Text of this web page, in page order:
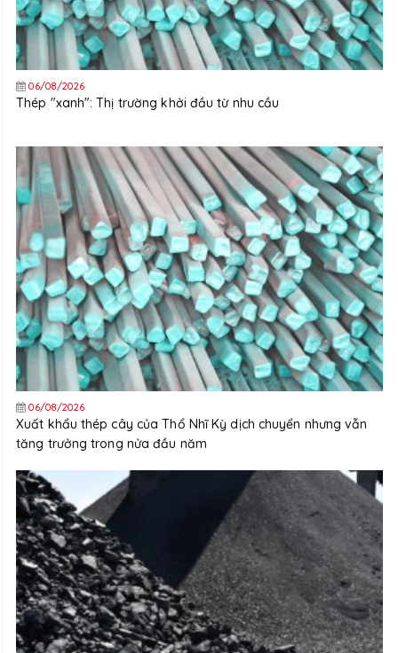
06/08/2026
Thép "xanh": Thị trường khởi đầu từ nhu cầu
06/08/2026
Xuất khẩu thép cây của Thổ Nhĩ Kỳ dịch chuyển nhưng vẫn
tăng trưởng trong nửa đầu năm